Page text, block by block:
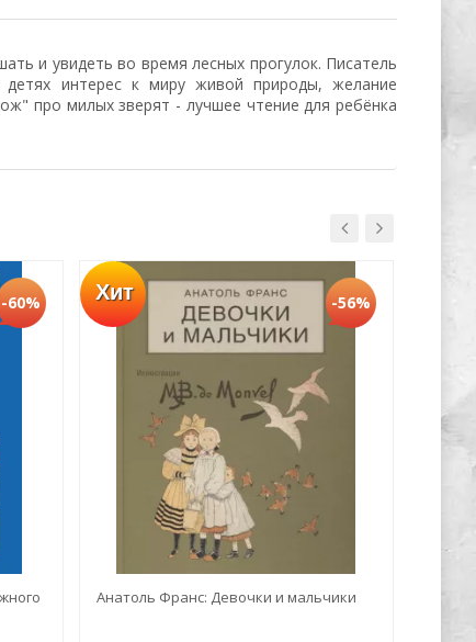
и увидеть во время лесных прогулок. Писатель
интерес к миру живой природы, желание
про милых зверят - лучшее чтение для ребёнка
-60% Хит -56%
Анатоль Франс: Девочки и мальчики